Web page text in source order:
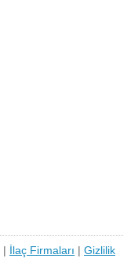
| İlaç Firmaları | Gizlilik